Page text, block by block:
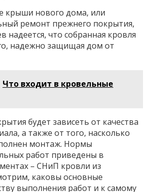
крыши нового дома, или
ремонт прежнего покрытия,
надеется, что собранная кровля
надежно защищая дом от
Что входит в кровельные
будет зависеть от качества
а также от того, насколько
монтаж. Нормы
работ приведены в
– СНиП кровли из
каковы основные
выполнения работ и к самому